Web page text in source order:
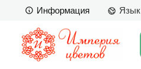
Информация Язык